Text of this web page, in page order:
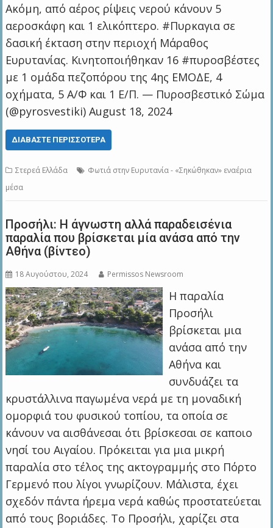
Ακόμη, από αέρος ρίψεις νερού κάνουν 5
αεροσκάφη και 1 ελικόπτερο. #Πυρκαγια σε
δασική έκταση στην περιοχή Μάραθος
Ευρυτανίας. Κινητοποιήθηκαν 16 #πυροσβέστες
με 1 ομάδα πεζοπόρου της 4ης ΕΜΟΔΕ, 4
οχήματα, 5 Α/Φ και 1 Ε/Π. — Πυροσβεστικό Σώμα
(@pyrosvestiki) August 18, 2024
ΔΙΑΒΆΣΤΕ ΠΕΡΙΣΣΌΤΕΡΑ
Στερεά Ελλάδα
Φωτιά στην Ευρυτανία - «Σηκώθηκαν» εναέρια
μέσα
Προσήλι: Η άγνωστη αλλά παραδεισένια
παραλία που βρίσκεται μία ανάσα από την
Αθήνα (βίντεο)
18 Αυγούστου, 2024 Permissos Newsroom
Η παραλία
Προσήλι
βρίσκεται μια
ανάσα από την
Αθήνα και
συνδυάζει τα
κρυστάλλινα παγωμένα νερά με τη μοναδική
ομορφιά του φυσικού τοπίου, τα οποία σε
κάνουν να αισθάνεσαι ότι βρίσκεσαι σε καποιο
νησί του Αιγαίου. Πρόκειται για μια μικρή
παραλία στο τέλος της ακτογραμμής στο Πόρτο
Γερμενό που λίγοι γνωρίζουν. Μάλιστα, έχει
σχεδόν πάντα ήρεμα νερά καθώς προστατεύεται
από τους βοριάδες. Το Προσήλι, χαρίζει στα